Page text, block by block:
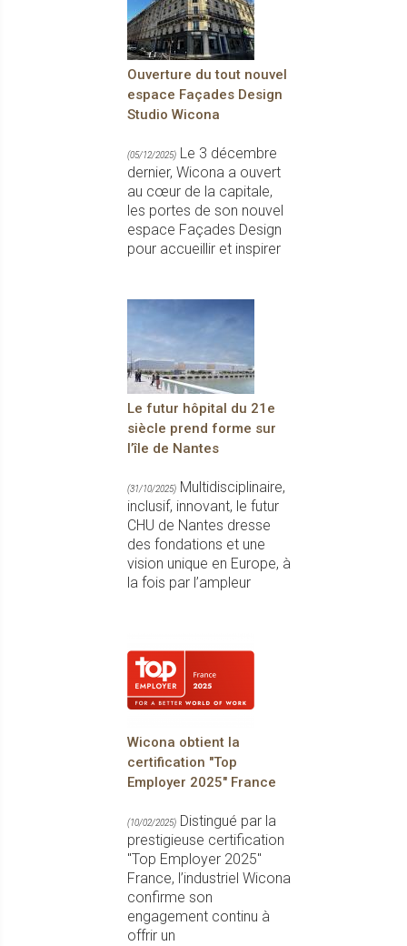
Ouverture du tout nouvel
espace Façades Design
Studio Wicona
(05/12/2025) Le 3 décembre
dernier, Wicona a ouvert
au cœur de la capitale,
les portes de son nouvel
espace Façades Design
pour accueillir et inspirer
Le futur hôpital du 21e
siècle prend forme sur
l’île de Nantes
(31/10/2025) Multidisciplinaire,
inclusif, innovant, le futur
CHU de Nantes dresse
des fondations et une
vision unique en Europe, à
la fois par l’ampleur
Wicona obtient la
certification "Top
Employer 2025" France
(10/02/2025) Distingué par la
prestigieuse certification
"Top Employer 2025"
France, l’industriel Wicona
confirme son
engagement continu à
offrir un